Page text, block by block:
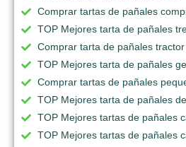
Comprar tartas de pañales
TOP Mejores tarta de pañales
Comprar tarta de pañales tractor
TOP Mejores tarta de pañales
Comprar tartas de pañales
TOP Mejores tarta de pañales
TOP Mejores tartas de pañales
TOP Mejores tartas de pañales